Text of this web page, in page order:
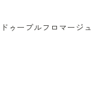
ドゥーブルフロマージュ